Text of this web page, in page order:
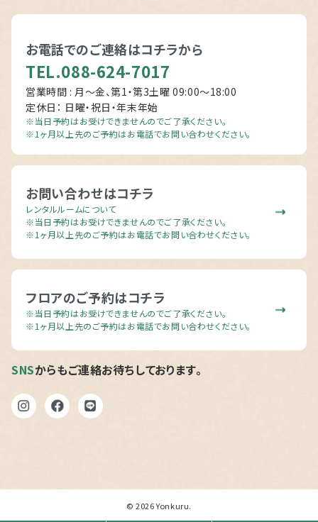
ジ
ナ
ビ
ゲ
お電話でのご連絡はコチラから
TEL.088-624-7017
営業時間 : 月～金、第1・第3土曜 09:00〜18:00
定休日： 日曜・祝日・年末年始
※当日予約はお受けできませんのでご了承ください。
※1ヶ月以上先のご予約はお電話でお問い合わせください。
お問い合わせはコチラ
レンタルルームについて
※当日予約はお受けできませんのでご了承ください。
※1ヶ月以上先のご予約はお電話でお問い合わせください。
フロアのご予約はコチラ
※当日予約はお受けできませんのでご了承ください。
※1ヶ月以上先のご予約はお電話でお問い合わせください。
SNSからもご連絡お待ちしております。
© 2026Yonkuru.